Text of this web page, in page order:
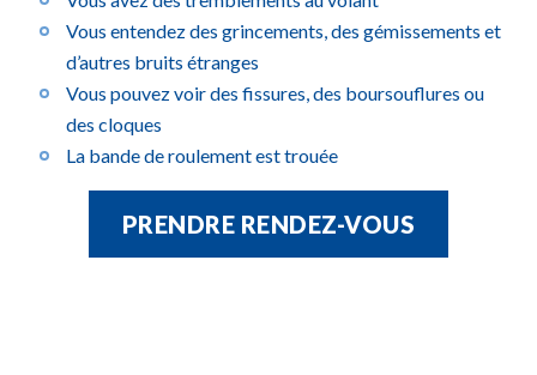
Vous entendez des grincements, des gémissements et
d’autres bruits étranges
Vous pouvez voir des fissures, des boursouflures ou
des cloques
La bande de roulement est trouée
PRENDRE RENDEZ-VOUS